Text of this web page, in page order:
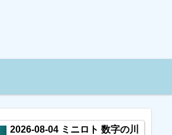
2026-08-04 ミニロト 数字の川